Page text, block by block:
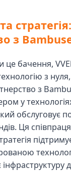
стратегія:
з
це бачення,
з
з
у
обслуговує
Ця